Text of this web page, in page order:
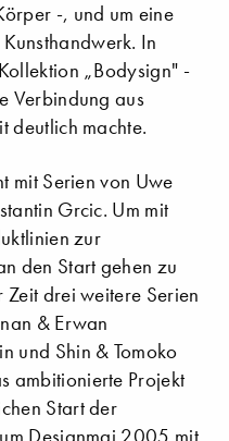
-, und um eine
In
„Bodysign" -
Verbindung aus
deutlich machte.
mit Serien von Uwe
Grcic. Um mit
zur
den Start gehen zu
drei weitere Serien
& Erwan
und Shin & Tomoko
ambitionierte Projekt
Start der